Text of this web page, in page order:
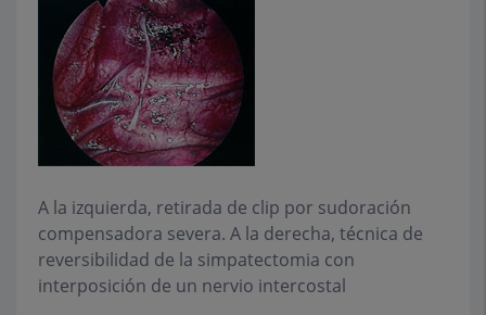
A la izquierda, retirada de clip por sudoración
compensadora severa. A la derecha, técnica de
reversibilidad de la simpatectomia con
interposición de un nervio intercostal